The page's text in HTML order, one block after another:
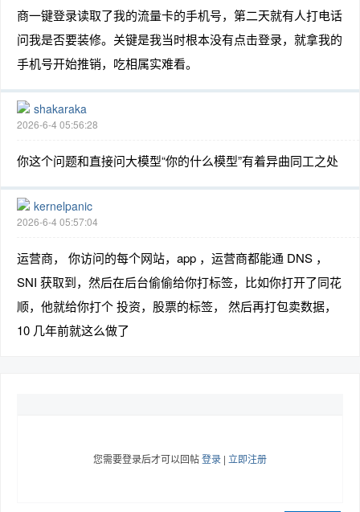
商一键登录读取了我的流量卡的手机号，第二天就有人打电话
问我是否要装修。关键是我当时根本没有点击登录，就拿我的
手机号开始推销，吃相属实难看。
shakaraka
2026-6-4 05:56:28
你这个问题和直接问大模型“你的什么模型”有着异曲同工之处
kernelpanic
2026-6-4 05:57:04
运营商， 你访问的每个网站，app ，运营商都能通 DNS ，
SNI 获取到，然后在后台偷偷给你打标签，比如你打开了同花
顺，他就给你打个 投资，股票的标签， 然后再打包卖数据，
10 几年前就这么做了
您需要登录后才可以回帖登录 | 立即注册